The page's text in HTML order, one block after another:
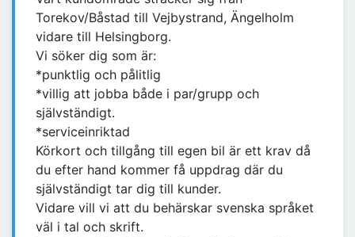
Torekov/Båstad till Vejbystrand, Ängelholm
vidare till Helsingborg.
Vi söker dig som är:
*punktlig och pålitlig
*villig att jobba både i par/grupp och
självständigt.
*serviceinriktad
Körkort och tillgång till egen bil är ett krav då
du efter hand kommer få uppdrag där du
självständigt tar dig till kunder.
Vidare vill vi att du behärskar svenska språket
väl i tal och skrift.